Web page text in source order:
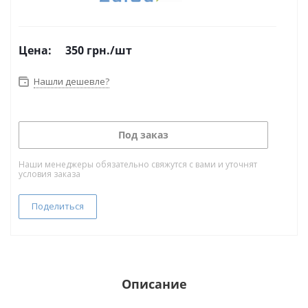
Цена: 350 грн./шт
Нашли дешевле?
Под заказ
Наши менеджеры обязательно свяжутся с вами и уточнят
условия заказа
Поделиться
Описание